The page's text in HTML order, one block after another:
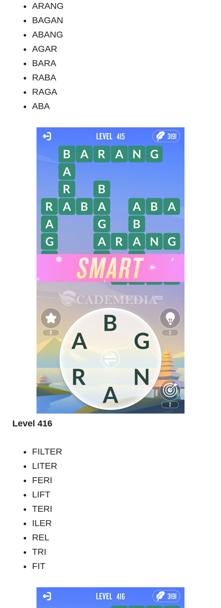
ARANG
BAGAN
ABANG
AGAR
BARA
RABA
RAGA
ABA
Level 416
FILTER
LITER
FERI
LIFT
TERI
ILER
REL
TRI
FIT